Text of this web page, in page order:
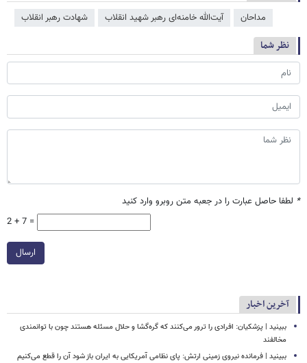
مداحان آیت‌الله خامنه‌ای رهبر شهید انقلاب شهادت رهبر انقلاب
نظر شما
* لطفا حاصل عبارت را در جعبه متن روبرو وارد کنید
2 + 7 =
ارسال
آخرین اخبار
ببینید | پزشکیان: افرادی را ترور می‌کنند که گره‌گشا و حلال مسئله هستند چون با توانمندی
مخالفند
ببینید | فرمانده نیروی زمینی ارتش: پای نظامی آمریکایی به ایران باز شود آن را قطع می‌کنیم